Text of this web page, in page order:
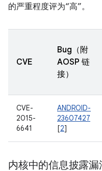
的严重程度评为“高”。
CVE
Bug（附
AOSP 链
接）
CVE-
2015-
6641
ANDROID-
23607427
[2]
内核中的信息披露漏